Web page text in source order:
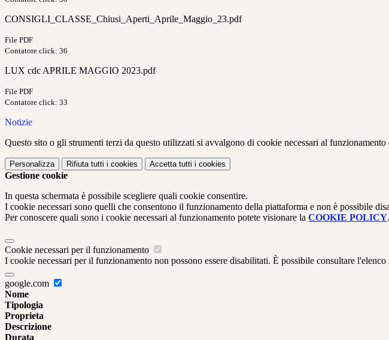
CONSIGLI_CLASSE_Chiusi_Aperti_Aprile_Maggio_23.pdf
File PDF
Contatore click: 36
LUX cdc APRILE MAGGIO 2023.pdf
File PDF
Contatore click: 33
Notizie
Questo sito o gli strumenti terzi da questo utilizzati si avvalgono di cookie necessari al
Personalizza Rifiuta tutti i cookies Accetta tutti i cookies
Gestione cookie
In questa schermata è possibile scegliere quali cookie consentire.
I cookie necessari sono quelli che consentono il funzionamento della piattaforma e non è possibile
Per conoscere quali sono i cookie necessari al funzionamento potete visionare la COOKIE POLICY.
Cookie necessari per il funzionamento
I cookie necessari per il funzionamento non possono essere disabilitati. È possibile consultare
google.com
Nome
Tipologia
Proprieta
Descrizione
Durata